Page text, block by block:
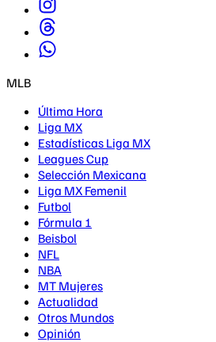
MLB
Última Hora
Liga MX
Estadísticas Liga MX
Leagues Cup
Selección Mexicana
Liga MX Femenil
Futbol
Fórmula 1
Beisbol
NFL
NBA
MT Mujeres
Actualidad
Otros Mundos
Opinión